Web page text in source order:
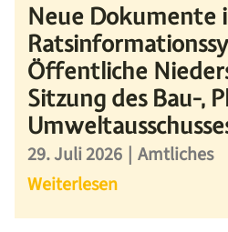
Neue Dokumente
Öffentliche
Sitzung des Bau-,
29. Juli 2026 | Amtliches
Weiterlesen